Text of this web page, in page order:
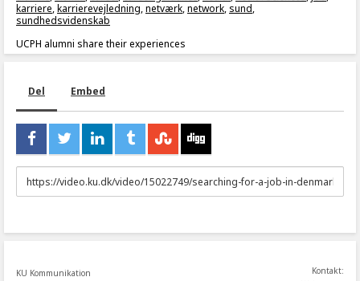
karriere,karrierevejledning,netværk,network, sund,
sundhedsvidenskab
UCPH alumni share their experiences
Del Embed
URL
to
KU Kommunikation
Kontakt: